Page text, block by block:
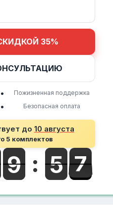
35%
•
Пожизненная поддержка
• Безопасная оплата
до 10 августа
5 комплектов